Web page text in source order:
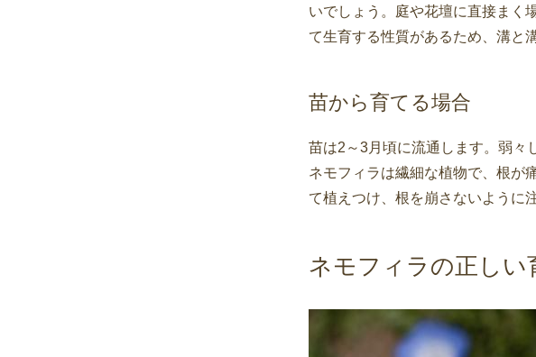
いでしょう。庭や花壇に直接まく
て生育する性質があるため、溝と
苗から育てる場合
苗は2～3月頃に流通します。弱々
ネモフィラは繊細な植物で、根が
て植えつけ、根を崩さないように
ネモフィラの正しい